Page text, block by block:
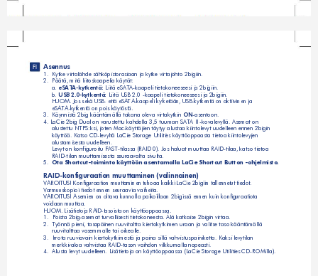
FI Asennus
1. Kytke virtalähde sähköpistorasiaan ja kytke virtajohto 2bigiin.
2.
Päätä, mitä liitoskaapelia käytät:
a. eSATA-kytkentä: Liitä eSATA-kaapeli tietokoneeseesi ja 2bigiin.
b. USB 2.0-kytkentä: Liitä USB 2.0 -kaapeli tietokoneeseesi ja 2bigiin.
HUOM. Jos sekä USB- että eSATA-kaapeli kytketään, USB-kytkentä on aktiivinen ja
eSATA-kytkentä on pois käytöstä.
3. Käynnistä 2big kääntämällä takana oleva virtakytkin ON-asentoon.
4. LaCie 2big Dual on varustettu kahdella 3,5 tuuman SATA II -kovalevyllä. Asemat on
alustettu NTFS:ksi, joten Mac-käyttäjien täytyy alustaa kiintolevyt uudelleen ennen 2bigin
käyttöä. Katso CD-levyltä LaCie Storage Utilities käyttöoppaasta tietoa kiintolevyjen
alustamisesta uudelleen.
Levyt on konfiguroitu FAST-tilassa (RAID 0). Jos haluat muuttaa RAID-tilaa, katso tietoa
RAID-tilan muuttamisesta seuraavalta sivulta.
5. Ota Shortcut-toiminto käyttöön asentamalla LaCie Shortcut Button -ohjelmisto.
RAID-konfiguraation muuttaminen (valinnainen)
VAROITUS! Konfiguraation muuttaminen tuhoaa kaikki LaCie 2bigiin tallennetut tiedot.
Varmuuskopioi tiedot ennen seuraavia vaiheita.
VAROITUS! Asemien on oltava kunnolla paikoillaan 2bigissä ennen kuin konfiguraatiota
voidaan muuttaa.
HUOM. Lisätietoja RAID-tasoista on käyttöoppaassa.
1.
Poista 2big-asemat turvallisesti tietokoneesta. Älä katkaise 2bigin virtaa.
2. Työnnä pieni, tasapäinen ruuvitaltta kiertokytkimen uraan ja valitse taso kääntämällä
ruuvitalttaa vasemmalle tai oikealle.
3.
Irrota ruuviavain kiertokytkimestä ja paina sillä vahvistuspainiketta. Kaksi levytilan
merkkivaloa vahvistaa RAID-tason vaihdon vilkkumalla nopeasti.
4. Alusta levyt uudelleen. Lisätietoja on käyttöoppaassa (LaCie Storage Utilities CD-ROMilla).